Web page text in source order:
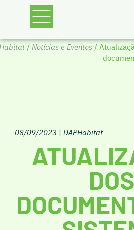
/ Notícias e Eventos /
08/09/2023 | DAPHabitat
DOS